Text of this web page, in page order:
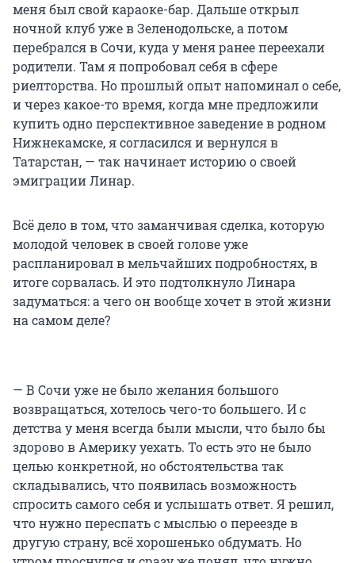
меня был свой караоке-бар. Дальше открыл
ночной клуб уже в Зеленодольске, а потом
перебрался в Сочи, куда у меня ранее переехали
родители. Там я попробовал себя в сфере
риелторства. Но прошлый опыт напоминал о себе,
и через какое-то время, когда мне предложили
купить одно перспективное заведение в родном
Нижнекамске, я согласился и вернулся в
Татарстан, — так начинает историю о своей
эмиграции Линар.
Всё дело в том, что заманчивая сделка, которую
молодой человек в своей голове уже
распланировал в мельчайших подробностях, в
итоге сорвалась. И это подтолкнуло Линара
задуматься: а чего он вообще хочет в этой жизни
на самом деле?
— В Сочи уже не было желания большого
возвращаться, хотелось чего-то большего. И с
детства у меня всегда были мысли, что было бы
здорово в Америку уехать. То есть это не было
целью конкретной, но обстоятельства так
складывались, что появилась возможность
спросить самого себя и услышать ответ. Я решил,
что нужно переспать с мыслью о переезде в
другую страну, всё хорошенько обдумать. Но